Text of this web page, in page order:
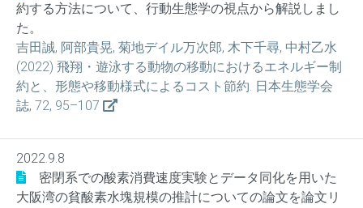
約する方法について、行動生態学の視点から解説しまし
た。
吉田誠, 阿部貴晃, 菊地デイル万次郎, 木下千尋, 中村乙水
(2022) 飛翔・遊泳する動物の移動におけるエネルギー制
約と、形態や移動様式によるコスト節約. 日本生態学会
誌, 72, 95–107
2022.9.8
密閉系での酸素消費速度実験とデータ同化を用いた
大阪湾の貧酸素水塊規模の推計についての論文を論文リ